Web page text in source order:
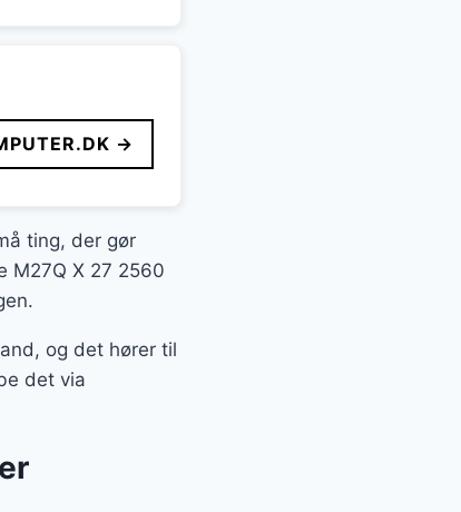
→
ting, der gør
M27Q X 27 2560
og det hører til
det via